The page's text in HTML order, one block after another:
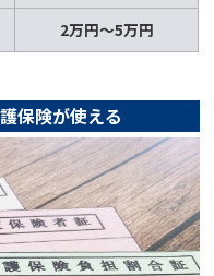
2万円～5万円
保険が使える